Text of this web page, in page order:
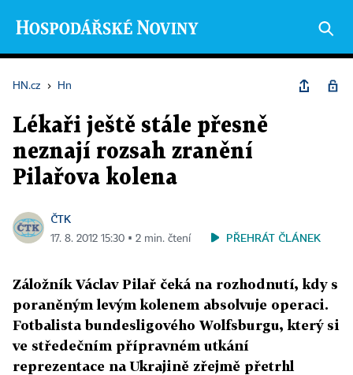
HN.cz › Hn
Lékaři ještě stále přesně
neznají rozsah zranění
Pilařova kolena
ČTK
17. 8. 2012 15:30 ▪ 2 min. čtení PŘEHRÁT ČLÁNEK
Záložník Václav Pilař čeká na rozhodnutí, kdy s
poraněným levým kolenem absolvuje operaci.
Fotbalista bundesligového Wolfsburgu, který si
ve středečním přípravném utkání
reprezentace na Ukrajině zřejmě přetrhl